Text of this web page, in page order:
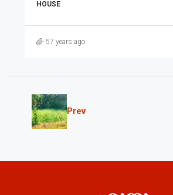
HOUSE
57 years ago
Prev